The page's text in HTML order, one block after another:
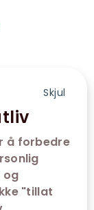
Skjul
å forbedre
og
"tillat